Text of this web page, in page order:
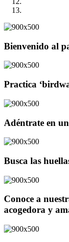
Bienvenido al
Practica
Adéntrate en
Busca las
Conoce a
acogedora y